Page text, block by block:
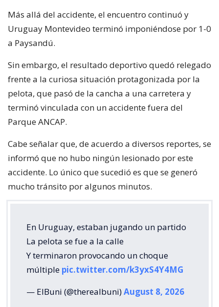
Más allá del accidente, el encuentro continuó y
Uruguay Montevideo terminó imponiéndose por 1-0
a Paysandú.
Sin embargo, el resultado deportivo quedó relegado
frente a la curiosa situación protagonizada por la
pelota, que pasó de la cancha a una carretera y
terminó vinculada con un accidente fuera del
Parque ANCAP.
Cabe señalar que, de acuerdo a diversos reportes, se
informó que no hubo ningún lesionado por este
accidente. Lo único que sucedió es que se generó
mucho tránsito por algunos minutos.
En Uruguay, estaban jugando un partido
La pelota se fue a la calle
Y terminaron provocando un choque
múltiple pic.twitter.com/k3yxS4Y4MG
— ElBuni (@therealbuni)August 8, 2026